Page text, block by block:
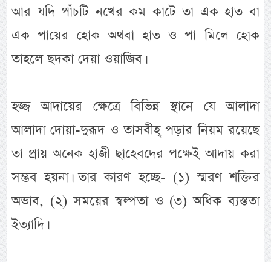
আর যদি পাঁচটি নখের কম কাটে তা এক হাত বা
এক পায়ের হোক অথবা হাত ও পা মিলে হোক
তাহলে ছদকা দেয়া ওয়াজিব।
হজ্জ আদায়ের ক্ষেত্রে বিভিন্ন স্থানে যে আলাদা
আলাদা দোয়া-দুরূদ ও তাসবীহ্ পড়ার নিয়ম রয়েছে
তা প্রায় অনেক হাজী ছাহেবদের পক্ষেই আদায় করা
সম্ভব হয়না। তার কারণ হচ্ছে- (১) স্মরণ শক্তির
অভাব, (২) সময়ের স্বল্পতা ও (৩) অধিক ব্যস্ততা
ইত্যাদি।